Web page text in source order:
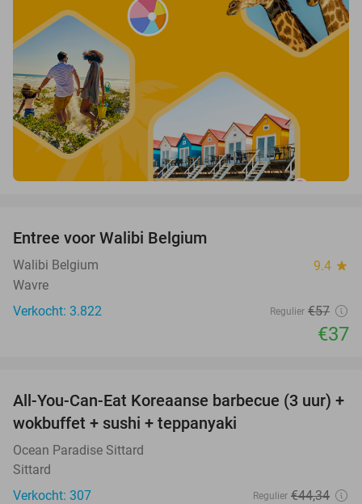
Entree voor Walibi Belgium
Walibi Belgium 9.4 star
Wavre
Verkocht: 3.822
Regulier €57
€37
21%
All-You-Can-Eat Koreaanse barbecue (3 uur) +
wokbuffet + sushi + teppanyaki
Ocean Paradise Sittard
Sittard
Verkocht: 307
Regulier €44,34